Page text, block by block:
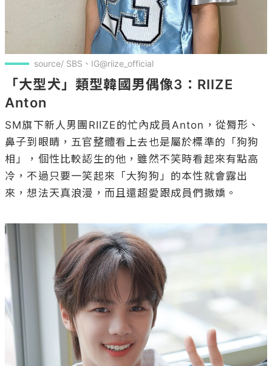
source/ SBS、IG@riize_official
「大型犬」類型韓國男偶像3：RIIZE
Anton
SM旗下新人男團RIIZE的忙內成員Anton，從脣形、
鼻子到眼睛，五官整體看上去也是屬於標準的「狗狗
相」，個性比較認生的他，雖然不笑時看起來有點高
冷，不過只要一笑起來「大狗狗」的本性就會露出
來，想法天真浪漫，而且還超愛跟成員們撒嬌。